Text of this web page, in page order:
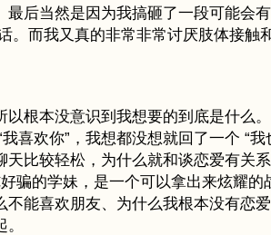
后当然是因为我搞砸了一段可能会
而我又真的非常非常讨厌肢体接
根本没意识到我想要的到底是什么。
欢你”，我想都没想就回了一个 “
比较轻松，为什么就和谈恋爱有关
骗的学妹，是一个可以拿出来炫耀
能喜欢朋友、为什么我根本没有恋